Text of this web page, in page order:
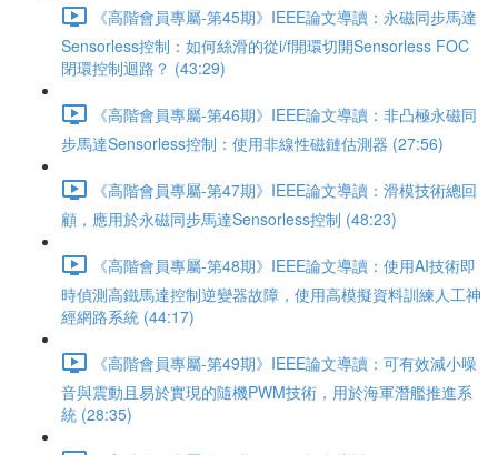
《高階會員專屬-第45期》IEEE論文導讀：永磁同步馬達
Sensorless控制：如何絲滑的從i/f開環切開Sensorless FOC
閉環控制迴路？ (43:29)
《高階會員專屬-第46期》IEEE論文導讀：非凸極永磁同
步馬達Sensorless控制：使用非線性磁鏈估測器 (27:56)
《高階會員專屬-第47期》IEEE論文導讀：滑模技術總回
顧，應用於永磁同步馬達Sensorless控制 (48:23)
《高階會員專屬-第48期》IEEE論文導讀：使用AI技術即
時偵測高鐵馬達控制逆變器故障，使用高模擬資料訓練人工神
經網路系統 (44:17)
《高階會員專屬-第49期》IEEE論文導讀：可有效減小噪
音與震動且易於實現的隨機PWM技術，用於海軍潛艦推進系
統 (28:35)